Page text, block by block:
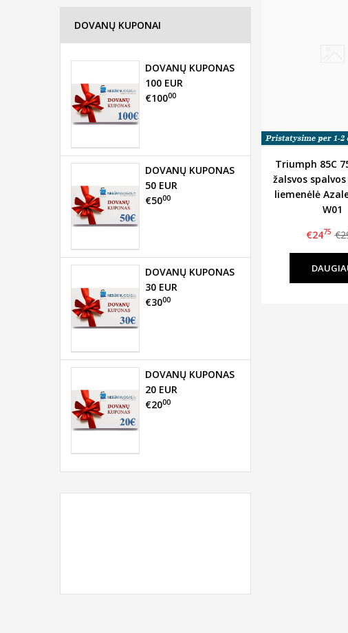
Triumph 85C
žalsvos
liemenėlė
W01
€2475
DOVANŲ KUPONAI
DOVANŲ KUPONAS
100 EUR
€10000
DOVANŲ KUPONAS
50 EUR
€5000
DOVANŲ KUPONAS
30 EUR
€3000
DOVANŲ KUPONAS
20 EUR
€2000